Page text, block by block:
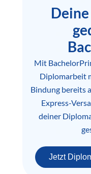
Mit
Diplomarbeit
Bindung bereits
Express-
deiner
Jetzt